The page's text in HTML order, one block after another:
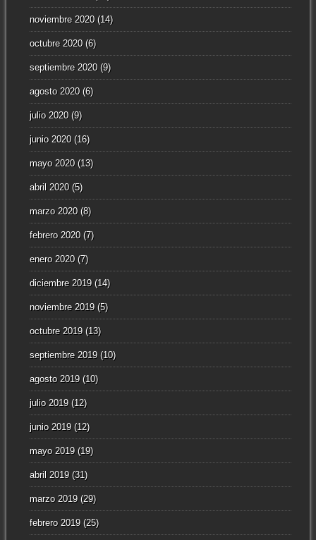
noviembre 2020(14)
octubre 2020(6)
septiembre 2020(9)
agosto 2020(6)
julio 2020(9)
junio 2020(16)
mayo 2020(13)
abril 2020(5)
marzo 2020(8)
febrero 2020(7)
enero 2020(7)
diciembre 2019(14)
noviembre 2019(5)
octubre 2019(13)
septiembre 2019(10)
agosto 2019(10)
julio 2019(12)
junio 2019(12)
mayo 2019(19)
abril 2019(31)
marzo 2019(29)
febrero 2019(25)